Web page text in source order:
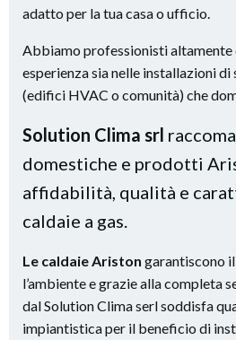
adatto per la tua casa o ufficio.
Abbiamo professionisti
esperienza sia nelle installazioni
(edifici HVAC o comunità) che
Solution Clima srl
domestiche e prodotti
affidabilità, qualità e
caldaie a gas.
Le caldaie Ariston garantiscono
l’ambiente e grazie alla completa
dal Solution Clima serl soddisfa
impiantistica per il beneficio di